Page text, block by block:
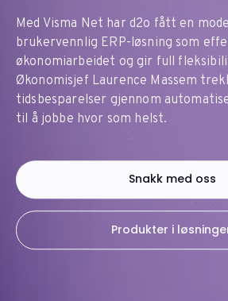
Med Visma Net har d2o fått en
brukervennlig ERP-løsning som
økonomiarbeidet og gir full
Økonomisjef Laurence Massem
tidsbesparelser gjennom
til å jobbe hvor som helst.
Snakk med oss
Produkter i